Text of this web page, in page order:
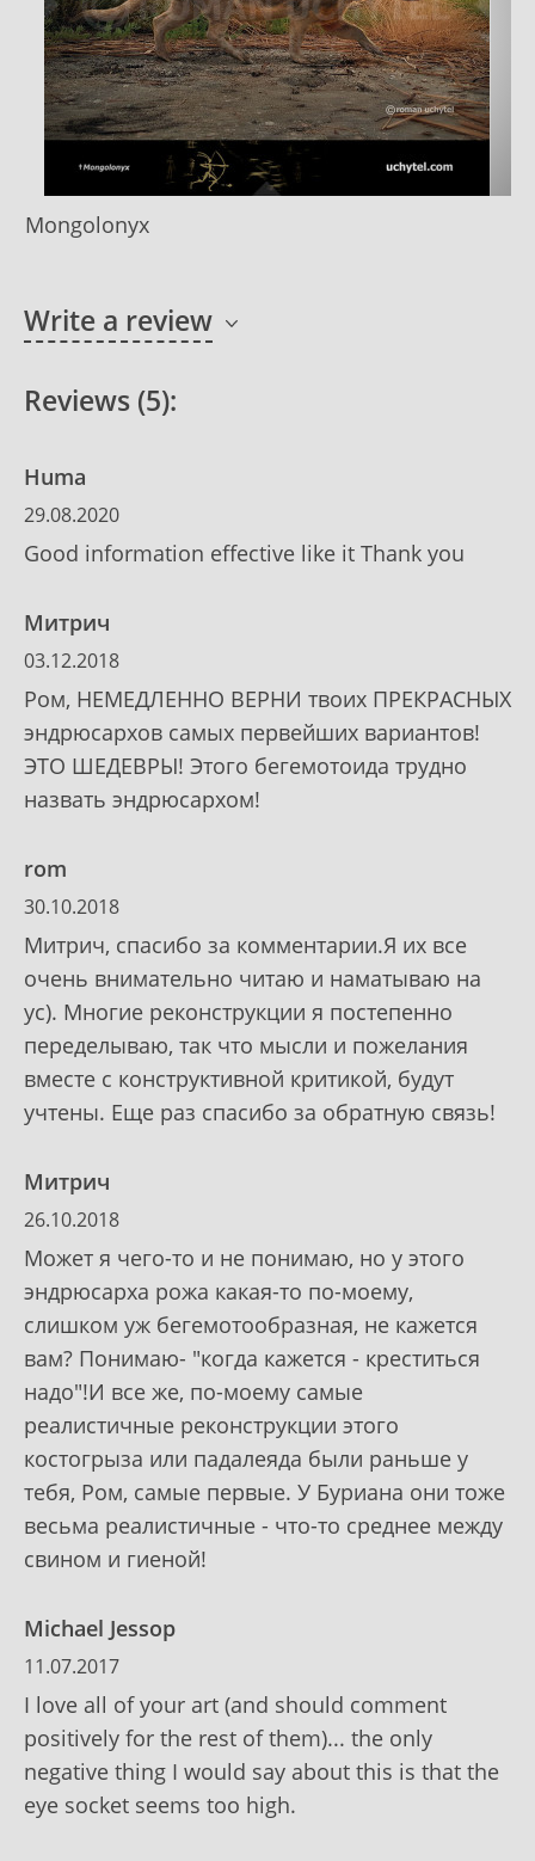
Mongolonyx
Write a review
Reviews (5):
Huma
29.08.2020
Good information effective like it Thank you
Митрич
03.12.2018
Ром, НЕМЕДЛЕННО ВЕРНИ твоих ПРЕКРАСНЫХ
эндрюсархов самых первейших вариантов!
ЭТО ШЕДЕВРЫ! Этого бегемотоида трудно
назвать эндрюсархом!
rom
30.10.2018
Митрич, спасибо за комментарии.Я их все
очень внимательно читаю и наматываю на
ус). Многие реконструкции я постепенно
переделываю, так что мысли и пожелания
вместе с конструктивной критикой, будут
учтены. Еще раз спасибо за обратную связь!
Митрич
26.10.2018
Может я чего-то и не понимаю, но у этого
эндрюсарха рожа какая-то по-моему,
слишком уж бегемотообразная, не кажется
вам? Понимаю- "когда кажется - креститься
надо"!И все же, по-моему самые
реалистичные реконструкции этого
костогрыза или падалеяда были раньше у
тебя, Ром, самые первые. У Буриана они тоже
весьма реалистичные - что-то среднее между
свином и гиеной!
Michael Jessop
11.07.2017
I love all of your art (and should comment
positively for the rest of them)... the only
negative thing I would say about this is that the
eye socket seems too high.